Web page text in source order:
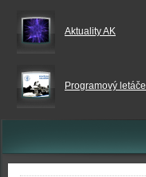
Aktuality AK
Programový